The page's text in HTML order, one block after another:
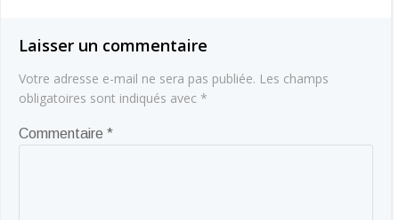
Laisser un commentaire
Votre adresse e-mail ne sera pas publiée. Les champs
obligatoires sont indiqués avec *
Commentaire *